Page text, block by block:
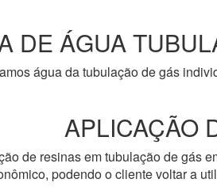
DE ÁGUA
água da tubulação de gás
APLICAÇÃO
de resinas em tubulação de gás
podendo o cliente voltar a